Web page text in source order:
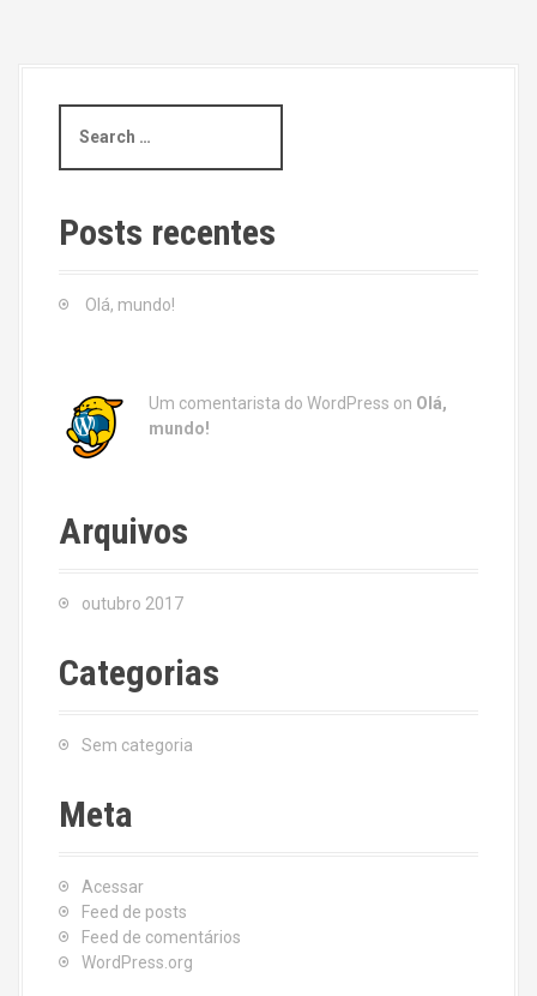
a
c
h
Posts recentes
Olá, mundo!
Um comentarista do WordPress on Olá,
mundo!
Arquivos
outubro 2017
Categorias
Sem categoria
Meta
Acessar
Feed de posts
Feed de comentários
WordPress.org